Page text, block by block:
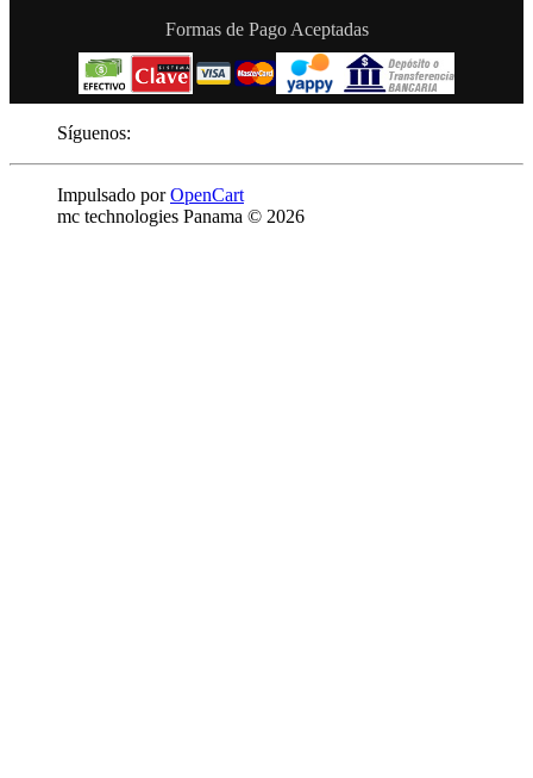
Formas de Pago Aceptadas
Síguenos:
Impulsado porOpenCart
mc technologies Panama © 2026